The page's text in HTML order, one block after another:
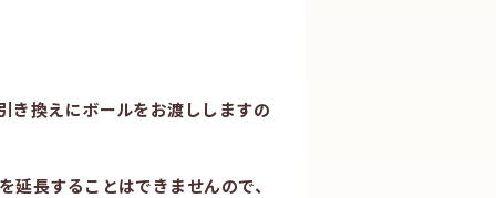
き換えにボールをお渡ししますの
長することはできませんので、